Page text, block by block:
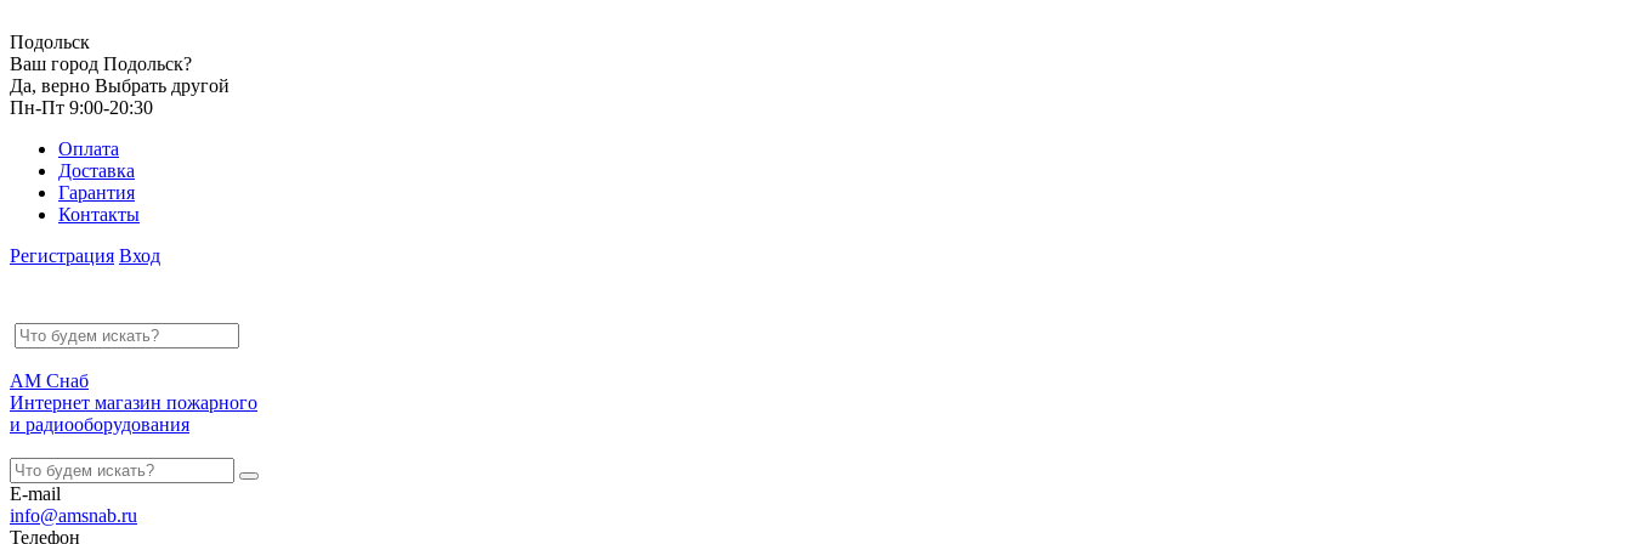
Подольск
Ваш город Подольск?
Да, верно Выбрать другой
Пн-Пт 9:00-20:30
Оплата
Доставка
Гарантия
Контакты
Регистрация Вход
АМ Снаб
Интернет магазин пожарного
и радиооборудования
E-mail
info@amsnab.ru
Телефон